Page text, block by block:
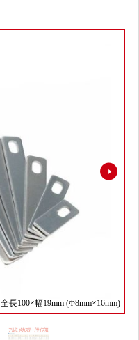
全長100×幅19mm (Φ8mm×16mm)